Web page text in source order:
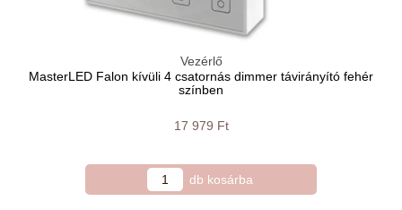
Vezérlő
MasterLED Falon kívüli 4 csatornás dimmer távirányító fehér
színben
17 979 Ft